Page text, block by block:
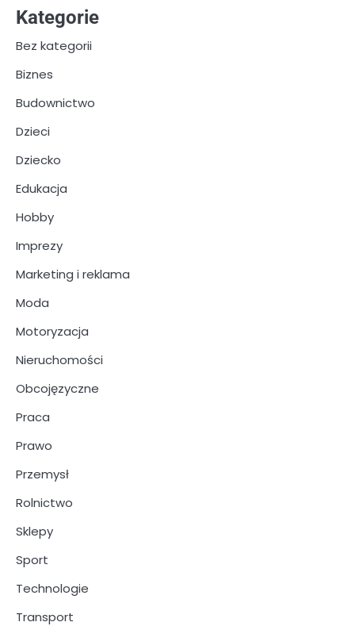
Kategorie
Bez kategorii
Biznes
Budownictwo
Dzieci
Dziecko
Edukacja
Hobby
Imprezy
Marketing i reklama
Moda
Motoryzacja
Nieruchomości
Obcojęzyczne
Praca
Prawo
Przemysł
Rolnictwo
Sklepy
Sport
Technologie
Transport